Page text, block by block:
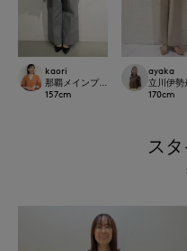
kaori
那覇メインプレイス
157cm
ayaka
立川伊
170cm
ス